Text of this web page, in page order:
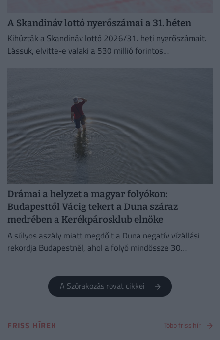
A Skandináv lottó nyerőszámai a 31. héten
Kihúzták a Skandináv lottó 2026/31. heti nyerőszámait.
Lássuk, elvitte-e valaki a 530 millió forintos
Drámai a helyzet a magyar folyókon:
Budapesttől Vácig tekert a Duna száraz
medrében a Kerékpárosklub elnöke
A súlyos aszály miatt megdőlt a Duna negatív vízállási
rekordja Budapestnél, ahol a folyó mindössze 30
A Szórakozás rovat cikkei
FRISS HÍREK Több friss hír